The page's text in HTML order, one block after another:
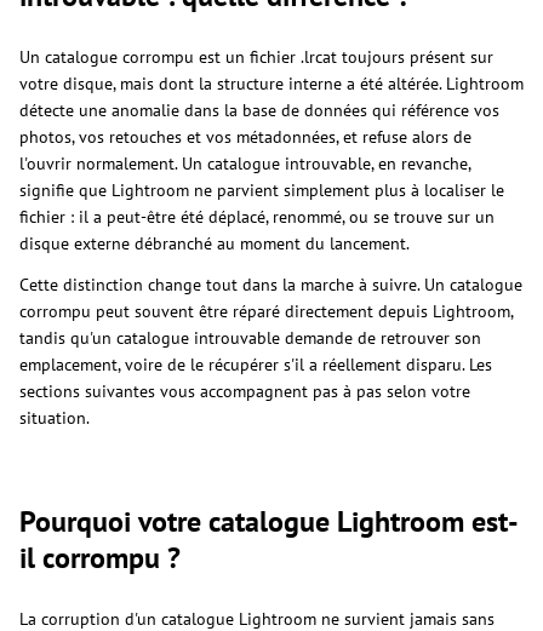
Un catalogue corrompu est un fichier .lrcat toujours présent sur
votre disque, mais dont la structure interne a été altérée. Lightroom
détecte une anomalie dans la base de données qui référence vos
photos, vos retouches et vos métadonnées, et refuse alors de
l'ouvrir normalement. Un catalogue introuvable, en revanche,
signifie que Lightroom ne parvient simplement plus à localiser le
fichier : il a peut-être été déplacé, renommé, ou se trouve sur un
disque externe débranché au moment du lancement.
Cette distinction change tout dans la marche à suivre. Un catalogue
corrompu peut souvent être réparé directement depuis Lightroom,
tandis qu'un catalogue introuvable demande de retrouver son
emplacement, voire de le récupérer s'il a réellement disparu. Les
sections suivantes vous accompagnent pas à pas selon votre
situation.
Pourquoi votre catalogue Lightroom est-
il corrompu ?
La corruption d'un catalogue Lightroom ne survient jamais sans